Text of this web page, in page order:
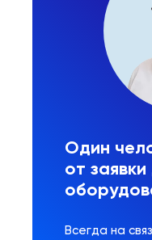
Один
от
Всегда на